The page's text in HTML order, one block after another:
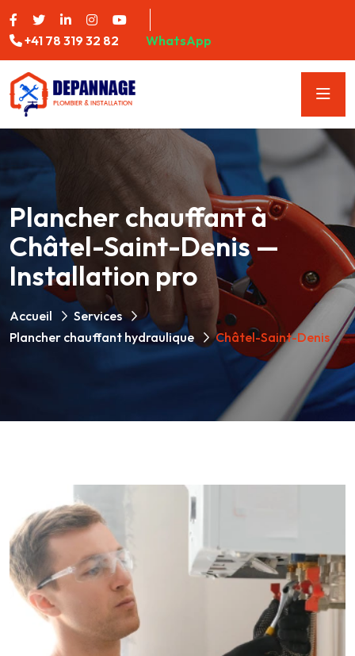
+41 78 319 32 82 WhatsApp
Plancher chauffant à
Châtel-Saint-Denis —
Installation pro
Accueil
Services
Plancher chauffant hydraulique
Châtel-Saint-Denis